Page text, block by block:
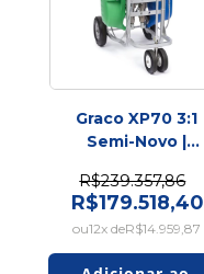
Graco XP70 3:1
Semi-Novo |
Pulverização
R$239.357,86
R$179.518,40
12x deR$14.959,87